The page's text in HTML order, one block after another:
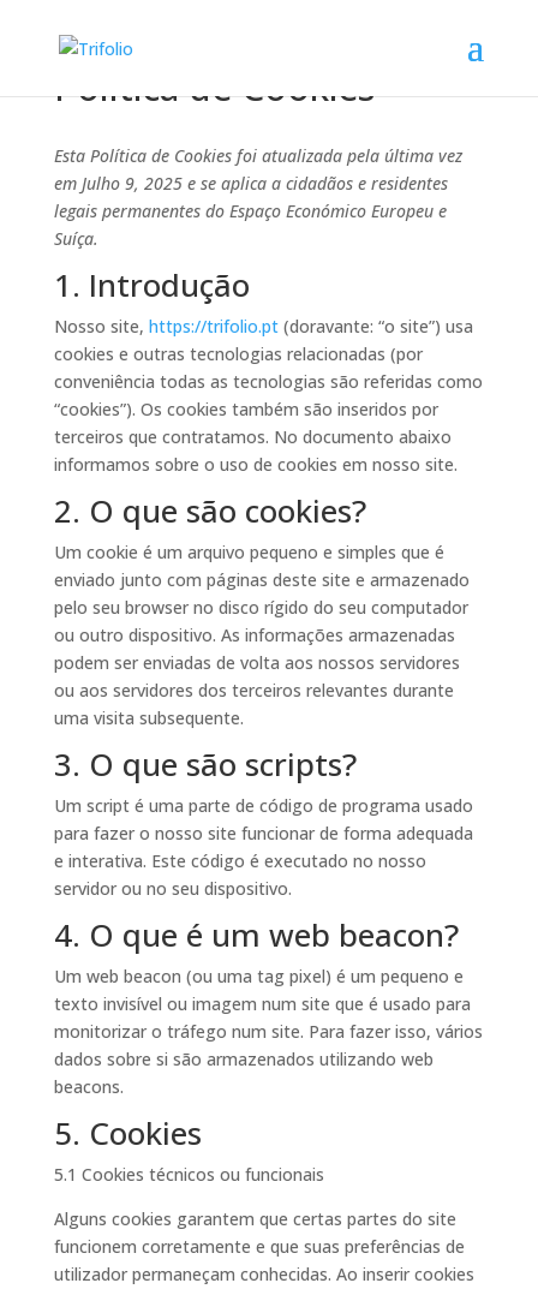
Política de Cookies
Esta Política de Cookies foi atualizada pela última vez
em Julho 9, 2025 e se aplica a cidadãos e residentes
legais permanentes do Espaço Económico Europeu e
Suíça.
1. Introdução
Nosso site, https://trifolio.pt(doravante: “o site”) usa
cookies e outras tecnologias relacionadas (por
conveniência todas as tecnologias são referidas como
“cookies”). Os cookies também são inseridos por
terceiros que contratamos. No documento abaixo
informamos sobre o uso de cookies em nosso site.
2. O que são cookies?
Um cookie é um arquivo pequeno e simples que é
enviado junto com páginas deste site e armazenado
pelo seu browser no disco rígido do seu computador
ou outro dispositivo. As informações armazenadas
podem ser enviadas de volta aos nossos servidores
ou aos servidores dos terceiros relevantes durante
uma visita subsequente.
3. O que são scripts?
Um script é uma parte de código de programa usado
para fazer o nosso site funcionar de forma adequada
e interativa. Este código é executado no nosso
servidor ou no seu dispositivo.
4. O que é um web beacon?
Um web beacon (ou uma tag pixel) é um pequeno e
texto invisível ou imagem num site que é usado para
monitorizar o tráfego num site. Para fazer isso, vários
dados sobre si são armazenados utilizando web
beacons.
5. Cookies
5.1 Cookies técnicos ou funcionais
Alguns cookies garantem que certas partes do site
funcionem corretamente e que suas preferências de
utilizador permaneçam conhecidas. Ao inserir cookies